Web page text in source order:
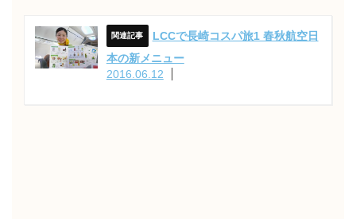
LCCで長崎コスパ旅1 春秋航空日
本の新メニュー
2016.06.12